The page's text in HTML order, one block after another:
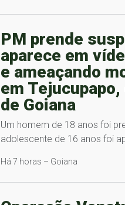
PM prende
aparece em
e ameaçando
em
de Goiana
Um homem de 18 anos foi
adolescente de 16 anos foi
Há 7 horas – Goiana